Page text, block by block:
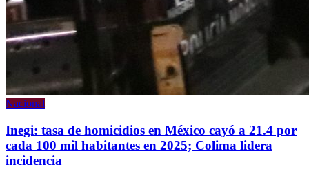
Nacional
Inegi: tasa de homicidios en México cayó a 21.4 por
cada 100 mil habitantes en 2025; Colima lidera
incidencia